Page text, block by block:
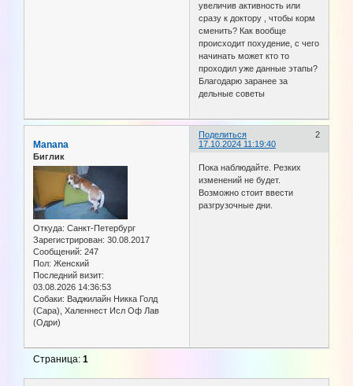
увеличив активность или
сразу к доктору , чтобы корм
сменить? Как вообще
происходит похудение, с чего
начинать может кто то
проходил уже данные этапы?
Благодарю заранее за
дельные советы
Поделиться
2
17.10.2024 11:19:40
Manana
Биглик
Откуда: Санкт-Петербург
Зарегистрирован: 30.08.2017
Сообщений: 247
Пол: Женский
Последний визит:
03.08.2026 14:36:53
Собаки: Ваджилайн Никка Голд
(Сара), Халеннест Исл Оф Лав
(Одри)
Пока наблюдайте. Резких
изменений не будет.
Возможно стоит ввести
разгрузочные дни.
Страница:1